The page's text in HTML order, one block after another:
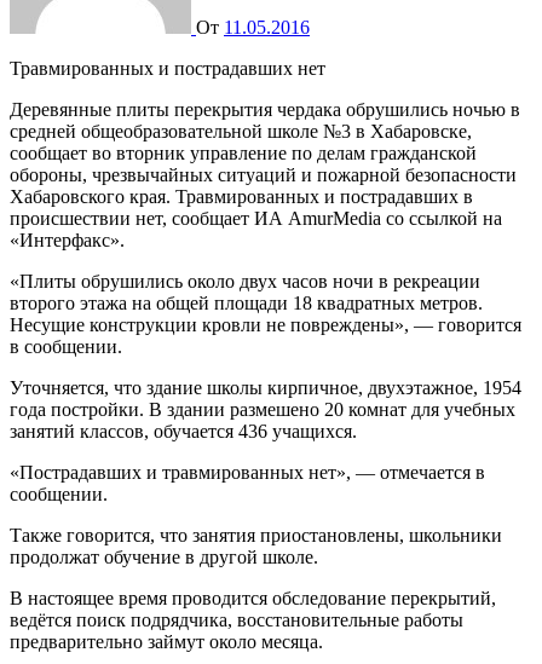
От 11.05.2016
Травмированных и пострадавших нет
Деревянные плиты перекрытия чердака обрушились ночью в
средней общеобразовательной школе №3 в Хабаровске,
сообщает во вторник управление по делам гражданской
обороны, чрезвычайных ситуаций и пожарной безопасности
Хабаровского края. Травмированных и пострадавших в
происшествии нет, сообщает ИА AmurMedia со ссылкой на
«Интерфакс».
«Плиты обрушились около двух часов ночи в рекреации
второго этажа на общей площади 18 квадратных метров.
Несущие конструкции кровли не повреждены», — говорится
в сообщении.
Уточняется, что здание школы кирпичное, двухэтажное, 1954
года постройки. В здании размешено 20 комнат для учебных
занятий классов, обучается 436 учащихся.
«Пострадавших и травмированных нет», — отмечается в
сообщении.
Также говорится, что занятия приостановлены, школьники
продолжат обучение в другой школе.
В настоящее время проводится обследование перекрытий,
ведётся поиск подрядчика, восстановительные работы
предварительно займут около месяца.